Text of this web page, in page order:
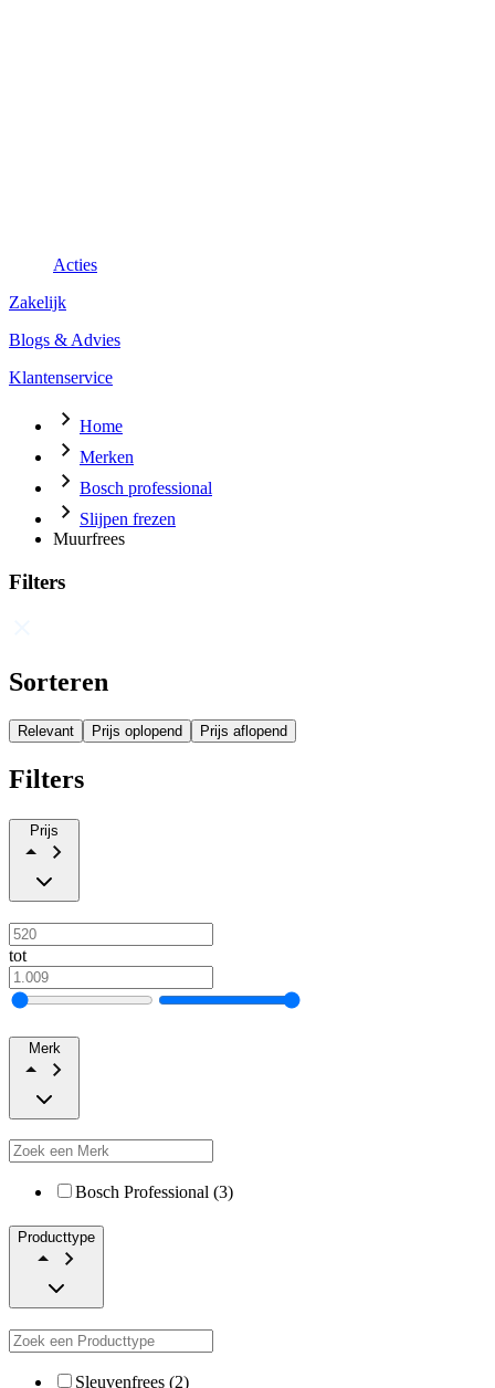
Acties
Zakelijk
Blogs & Advies
Klantenservice
Home
Merken
Bosch professional
Slijpen frezen
Muurfrees
Filters
Sorteren
Relevant Prijs oplopend Prijs aflopend
Filters
Prijs
tot
Merk
Bosch Professional (3)
Producttype
Sleuvenfrees (2)